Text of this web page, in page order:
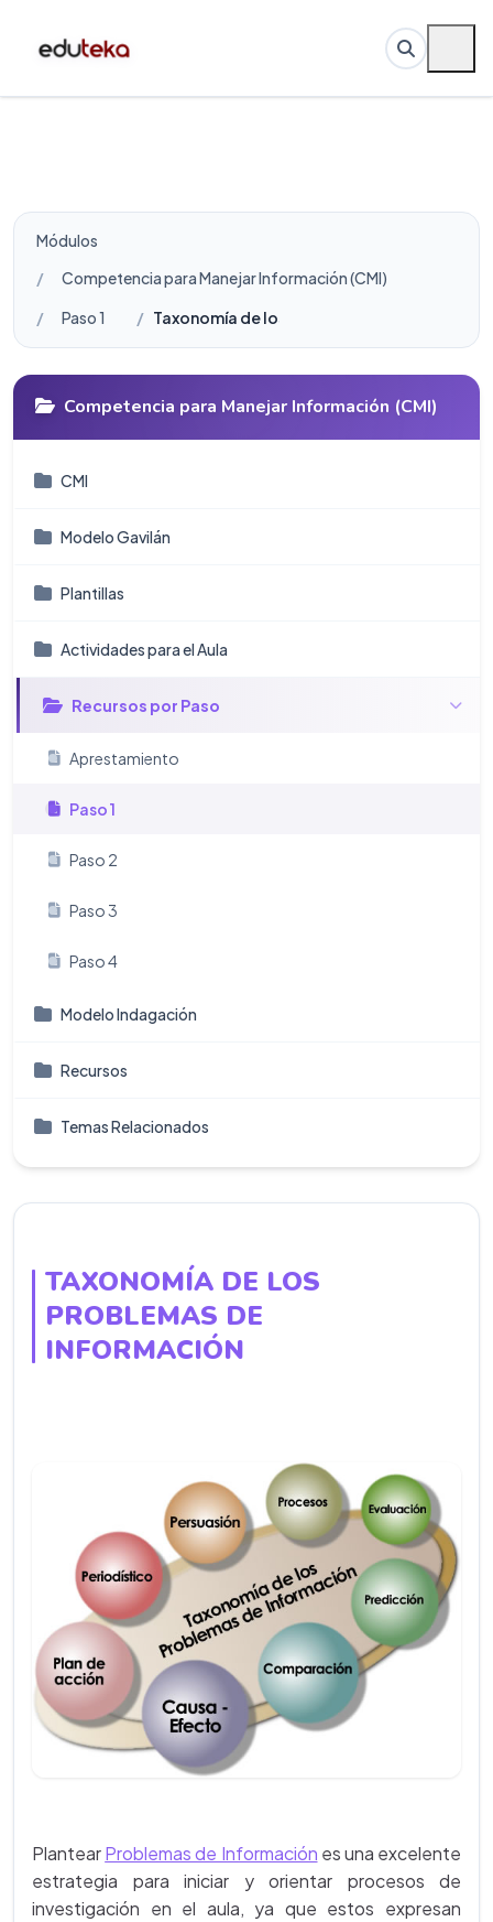
Módulos
Competencia para Manejar Información (CMI)
Paso 1
Taxonomía de los problemas de información
Competencia para Manejar Información (CMI)
CMI
Modelo Gavilán
Plantillas
Actividades para el Aula
Recursos por Paso
Aprestamiento
Paso 1
Paso 2
Paso 3
Paso 4
Modelo Indagación
Recursos
Temas Relacionados
TAXONOMÍA DE LOS
PROBLEMAS DE
INFORMACIÓN
PlantearProblemas de Información es una excelente
estrategia para iniciar y orientar procesos de
investigación en el aula, ya que estos expresan